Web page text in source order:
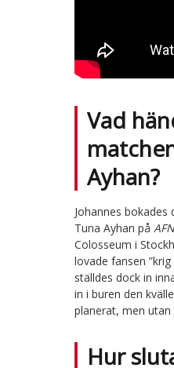
Vad
Ayhan?
Johannes
Tuna Ayhan på
Colosseum i
lovade fansen
ställdes dock in
in i buren den
planerat, men
Hur